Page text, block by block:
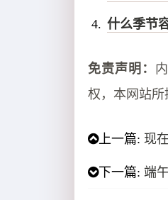
什么季节
免责声明：
权，本网站所
上一篇:现
下一篇: 端